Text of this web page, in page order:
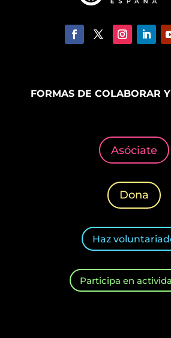
FORMAS DE COLABORAR
Asóciate
Dona
Haz
Participa en